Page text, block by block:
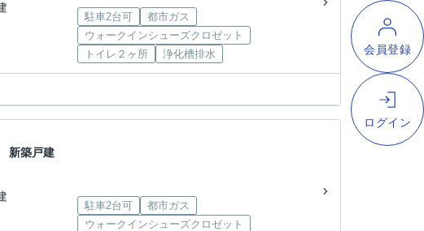
駐車2台可
都市ガス
ウォークインシューズクロゼット
トイレ２ヶ所
浄化槽排水
新築戸建
駐車2台可
都市ガス
ウォークインシューズクロゼット